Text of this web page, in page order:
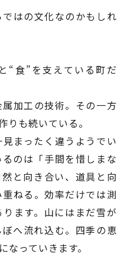
はの文化なのかもしれ
“食”を支えている町だ
加工の技術。その一方
りも続いている。
まったく違うようでい
のは「手間を惜しまな
と向き合い、道具と向
ねる。効率だけでは測
ます。山にはまだ雪が
へ流れ込む。四季の恵
っていきます。